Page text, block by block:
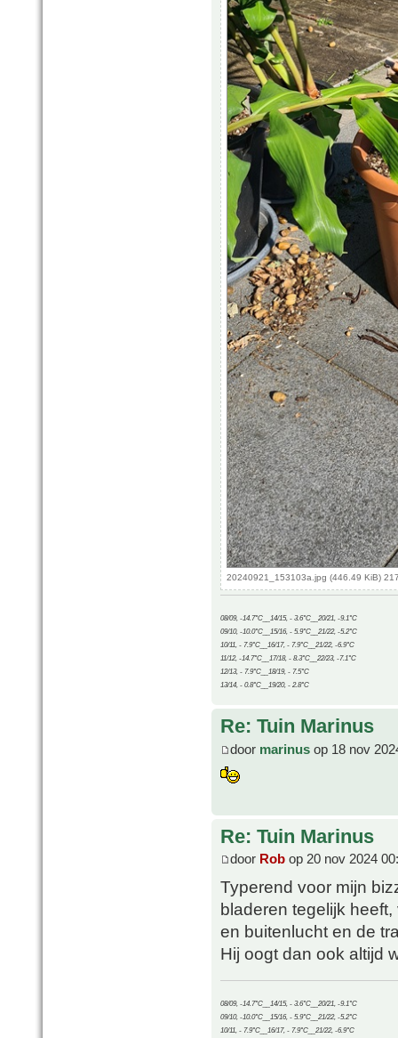
20240921_153103a.jpg (446.49 KiB)
08/09, -14.7°C__14/15, - 3.6°C__20/21, -9.1°C
09/10, -10.0°C__15/16, - 5.9°C__21/22, -5.2°C
10/11, - 7.9°C__16/17, - 7.9°C__21/22, -6.9°C
11/12, -14.7°C__17/18, - 8.3°C__22/23, -7.1°C
12/13, - 7.9°C__18/19, - 7.5°C
13/14, - 0.8°C__19/20, - 2.8°C
Re: Tuin Marinus
door marinus op 18 nov
Re: Tuin Marinus
door Rob op 20 nov 2024
Typerend voor mijn
bladeren tegelijk
en buitenlucht en de
Hij oogt dan ook altijd
08/09, -14.7°C__14/15, - 3.6°C__20/21, -9.1°C
09/10, -10.0°C__15/16, - 5.9°C__21/22, -5.2°C
10/11, - 7.9°C__16/17, - 7.9°C__21/22, -6.9°C